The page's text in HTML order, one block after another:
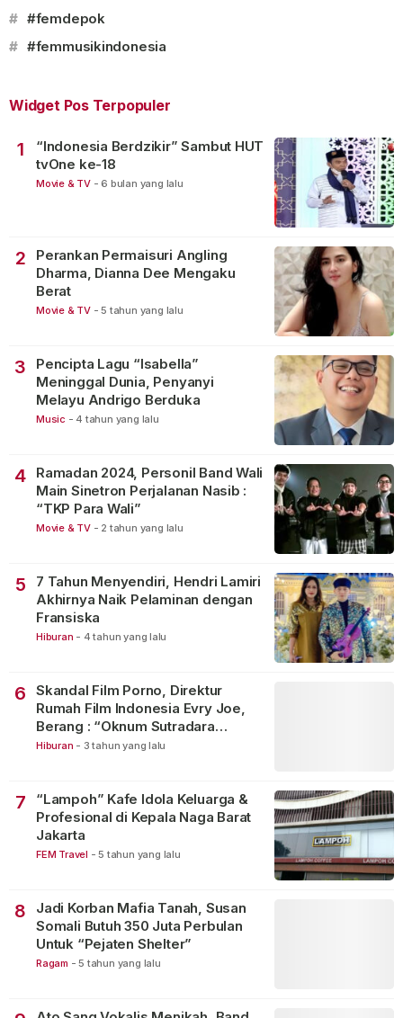
# #femdepok
# #femmusikindonesia
Widget Pos Terpopuler
1
“Indonesia Berdzikir” Sambut HUT
tvOne ke-18
Movie & TV - 6 bulan yang lalu
2
Perankan Permaisuri Angling
Dharma, Dianna Dee Mengaku
Berat
Movie & TV - 5 tahun yang lalu
3
Pencipta Lagu “Isabella”
Meninggal Dunia, Penyanyi
Melayu Andrigo Berduka
Music - 4 tahun yang lalu
4
Ramadan 2024, Personil Band Wali
Main Sinetron Perjalanan Nasib :
“TKP Para Wali”
Movie & TV - 2 tahun yang lalu
5
7 Tahun Menyendiri, Hendri Lamiri
Akhirnya Naik Pelaminan dengan
Fransiska
Hiburan - 4 tahun yang lalu
6
Skandal Film Porno, Direktur
Rumah Film Indonesia Evry Joe,
Berang : “Oknum Sutradara
Merusak Perfilman Indonesia”!
Hiburan - 3 tahun yang lalu
7
“Lampoh” Kafe Idola Keluarga &
Profesional di Kepala Naga Barat
Jakarta
FEM Travel - 5 tahun yang lalu
8
Jadi Korban Mafia Tanah, Susan
Somali Butuh 350 Juta Perbulan
Untuk “Pejaten Shelter”
Ragam - 5 tahun yang lalu